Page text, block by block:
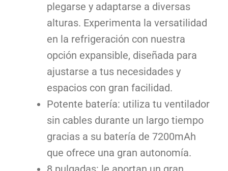
plegarse y adaptarse a diversas
alturas. Experimenta la versatilidad
en la refrigeración con nuestra
opción expansible, diseñada para
ajustarse a tus necesidades y
espacios con gran facilidad.
Potente batería: utiliza tu ventilador
sin cables durante un largo tiempo
gracias a su batería de 7200mAh
que ofrece una gran autonomía.